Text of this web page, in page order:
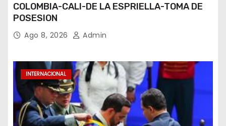
COLOMBIA-CALI-DE LA ESPRIELLA-TOMA DE
POSESION
Ago 8, 2026 Admin
INTERNACIONAL